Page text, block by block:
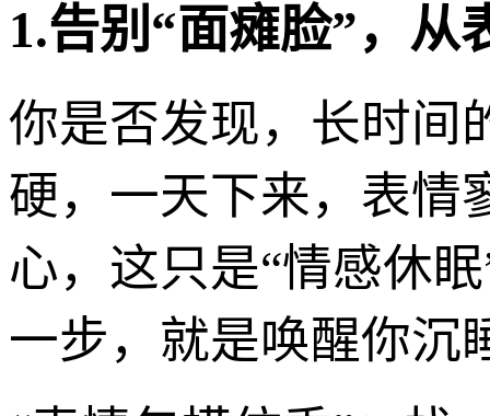
1.告别“面瘫脸”，从
你是否发现，长时间
硬，一天下来，表情
心，这只是“情感休
一步，就是唤醒你沉